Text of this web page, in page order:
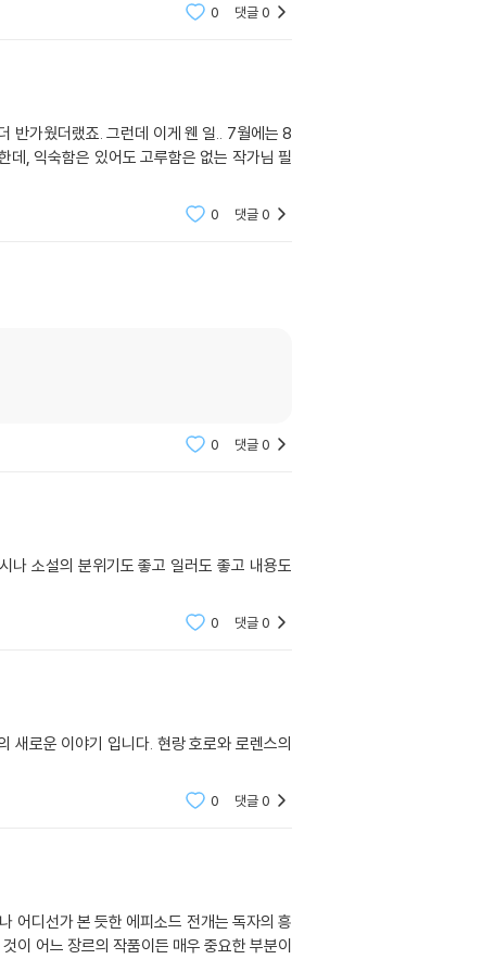
0 댓글0
반가웠더랬죠. 그런데 이게 웬 일.. 7월에는 8
데, 익숙함은 있어도 고루함은 없는 작가님 필
0 댓글0
0 댓글0
나 소설의 분위기도 좋고 일러도 좋고 내용도
0 댓글0
새로운 이야기 입니다. 현랑 호로와 로렌스의
0 댓글0
어디선가 본 듯한 에피소드 전개는 독자의 흥
이 어느 장르의 작품이든 매우 중요한 부분이